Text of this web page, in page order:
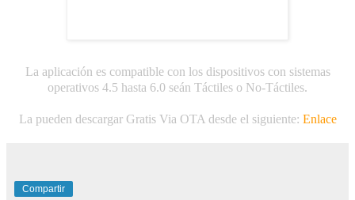
La aplicación es compatible con los dispositivos con sistemas
operativos 4.5 hasta 6.0 seán Táctiles o No-Táctiles.
La pueden descargar Gratis Via OTA desde el siguiente: Enlace
Compartir